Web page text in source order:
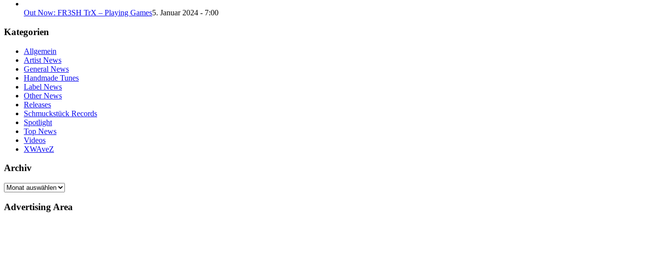
Out Now: FR3SH TrX – Playing Games5. Januar 2024 - 7:00
Kategorien
Allgemein
Artist News
General News
Handmade Tunes
Label News
Other News
Releases
Schmuckstück Records
Spotlight
Top News
Videos
XWAveZ
Archiv
Archiv
Advertising Area